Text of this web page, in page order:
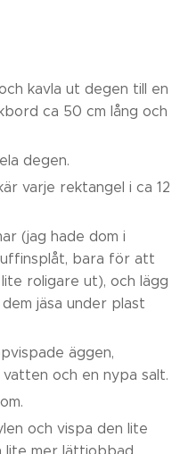
kavla ut degen till en
ca 50 cm lång och
degen.
varje rektangel i ca 12
(jag hade dom i
bara för att
roligare ut), och lägg
jäsa under plast
äggen,
vatten och en nypa salt.
och vispa den lite